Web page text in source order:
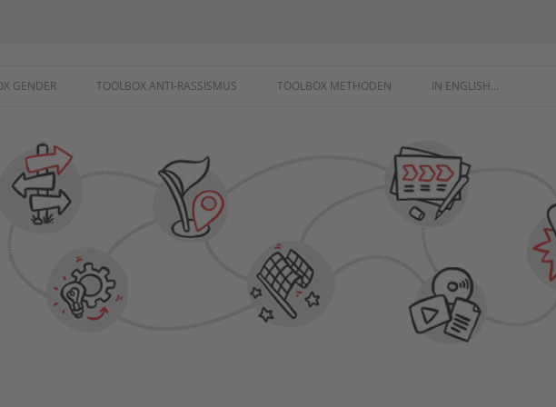
GENDER TOOLBOX ANTI-RASSISMUS TOOLBOX METHODEN IN ENGLISH…